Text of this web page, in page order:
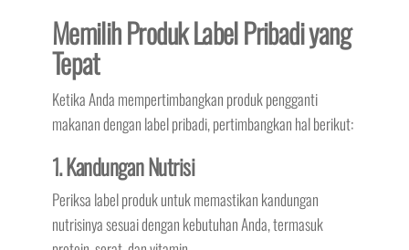
Memilih Produk Label Pribadi yang
Tepat
Ketika Anda mempertimbangkan produk pengganti
makanan dengan label pribadi, pertimbangkan hal berikut:
1. Kandungan Nutrisi
Periksa label produk untuk memastikan kandungan
nutrisinya sesuai dengan kebutuhan Anda, termasuk